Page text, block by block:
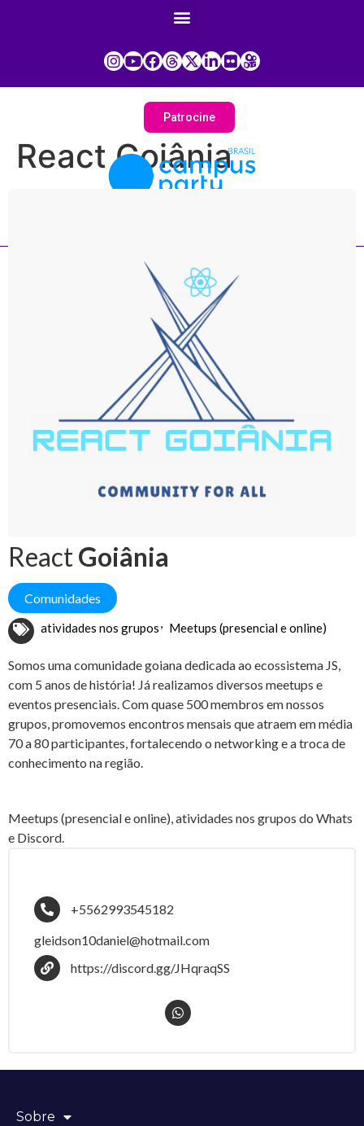
Patrocine
React Goiânia
ReactGoiânia
Comunidades
atividades nos grupos Meetups (presencial e online)
Somos uma comunidade goiana dedicada ao ecossistema JS,
com 5 anos de história! Já realizamos diversos meetups e
eventos presenciais. Com quase 500 membros em nossos
grupos, promovemos encontros mensais que atraem em média
70 a 80 participantes, fortalecendo o networking e a troca de
conhecimento na região.
Meetups (presencial e online), atividades nos grupos do Whats
e Discord.
+5562993545182
gleidson10daniel@hotmail.com
https://discord.gg/JHqraqSS
Sobre